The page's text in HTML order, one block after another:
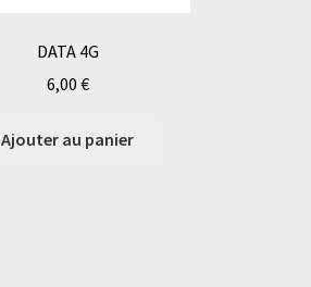
DATA 4G
6,00 €
Ajouter au panier